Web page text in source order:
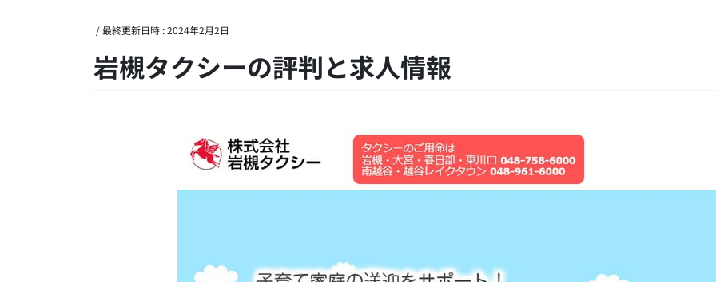
/ 最終更新日時 :2024年2月2日
岩槻タクシーの評判と求人情報